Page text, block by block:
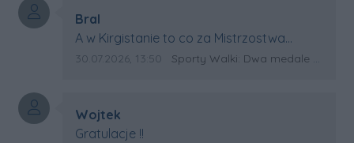
Autor komentarza:
Bral
Treść komentarza:
A w Kirgistanie to co za Mistrzostwa
Swiata?
Data dodania komentarza:
30.07.2026, 13:50 Źródło komentarza:
Sporty Walki: Dwa medale za oceanem
Autor komentarza:
Wojtek
Treść komentarza:
Gratulacje !!